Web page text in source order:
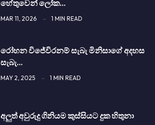
හේතුවෙන් ලෝක…
MAR 11, 2026 1 MIN READ
රෝහන විජේවිරනම් සැබැ මිනිසාගේ අදහස
සැබැ…
MAY 2, 2025 1 MIN READ
අලුත් අවුරුදු ගිනියම කුස්සියට දුක හිතුනා